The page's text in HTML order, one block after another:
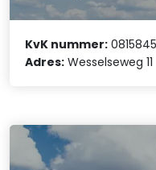
KvK nummer:
Adres: Wesselseweg 11